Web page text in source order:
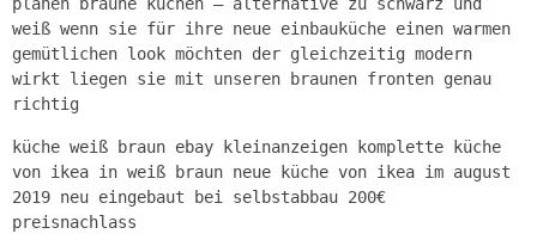
planen braune küchen – alternative zu schwarz und
weiß wenn sie für ihre neue einbauküche einen warmen
gemütlichen look möchten der gleichzeitig modern
wirkt liegen sie mit unseren braunen fronten genau
richtig
küche weiß braun ebay kleinanzeigen komplette küche
von ikea in weiß braun neue küche von ikea im august
2019 neu eingebaut bei selbstabbau 200€
preisnachlass